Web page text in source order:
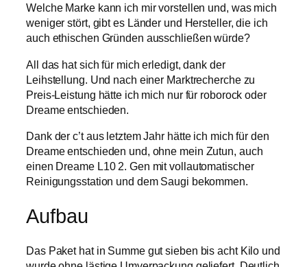
Welche Marke kann ich mir vorstellen und, was mich
weniger stört, gibt es Länder und Hersteller, die ich
auch ethischen Gründen ausschließen würde?
All das hat sich für mich erledigt, dank der
Leihstellung. Und nach einer Marktrecherche zu
Preis-Leistung hätte ich mich nur für roborock oder
Dreame entschieden.
Dank der c’t aus letztem Jahr hätte ich mich für den
Dreame entschieden und, ohne mein Zutun, auch
einen Dreame L10 2. Gen mit vollautomatischer
Reinigungsstation und dem Saugi bekommen.
Aufbau
Das Paket hat in Summe gut sieben bis acht Kilo und